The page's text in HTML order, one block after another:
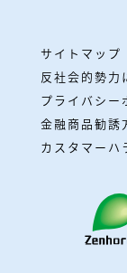
サイトマップ
反社会的勢力
プライバシー
金融商品勧誘
カスタマーハ